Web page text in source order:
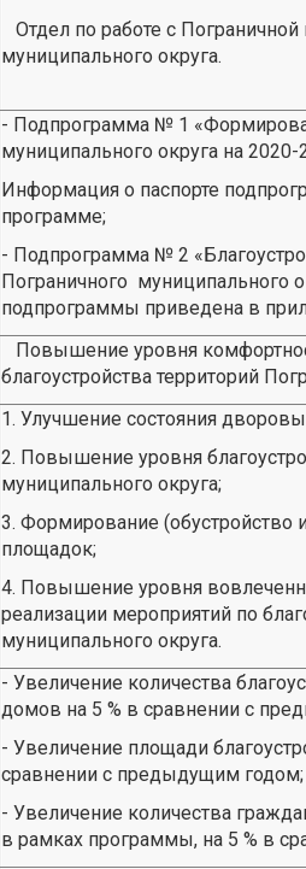
Отдел по работе с
муниципального округа.
- Подпрограмма № 1
муниципального округа на
Информация о паспорте
программе;
- Подпрограмма № 2
Пограничного муниципального
подпрограммы приведена в
Повышение уровня
благоустройства территорий
1. Улучшение состояния
2. Повышение уровня
муниципального округа;
3. Формирование (обустройство
площадок;
4. Повышение уровня
реализации мероприятий по
муниципального округа.
- Увеличение количества
домов на 5 % в сравнении с
- Увеличение площади
сравнении с предыдущим годом;
- Увеличение количества
в рамках программы, на 5 % в